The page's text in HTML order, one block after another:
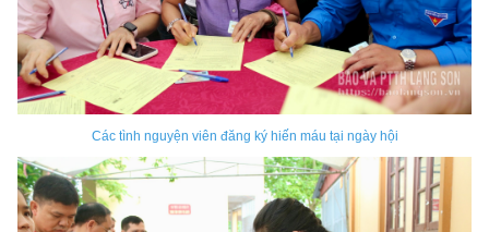
Các tình nguyện viên đăng ký hiến máu tại ngày hội